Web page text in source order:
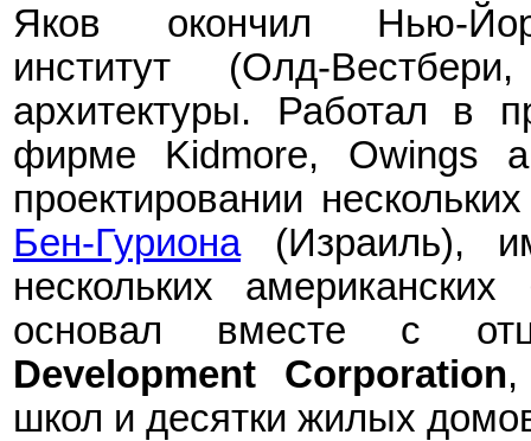
Яков окончил Нью-
институт (Олд-
архитектуры. Работал в
фирме Kidmore, Owings
проектировании
Бен-Гуриона(Израиль),
нескольких
основал вместе с
Development Corporation
школ и десятки жилых